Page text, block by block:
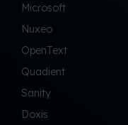
Microsoft
Nuxeo
OpenText
Quadient
Sanity
Doxis